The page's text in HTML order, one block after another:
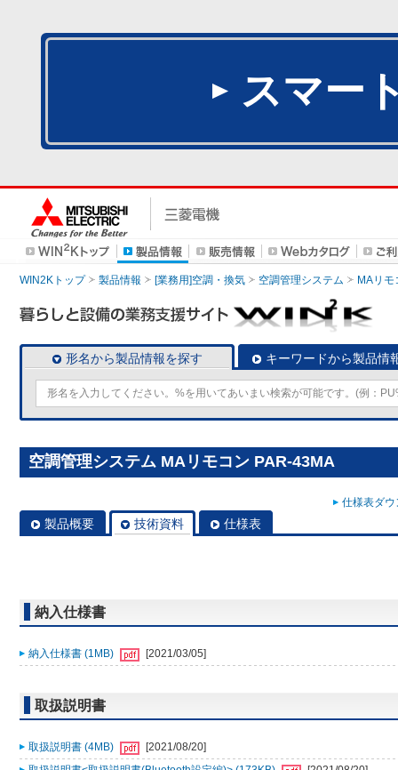
スマー
WIN2Kトップ 製品情報 [業務用]空調・換気 空調管理システム MAリモ
形名から製品情報を探す キーワードから製品情
空調管理システム MAリモコン PAR-43MA
仕様表ダ
製品概要 技術資料 仕様表
納入仕様書
納入仕様書 (1MB) [2021/03/05]
取扱説明書
取扱説明書 (4MB)
[2021/08/20]